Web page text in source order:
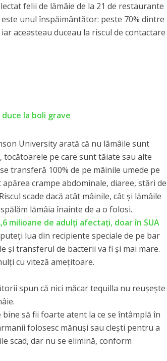
felii de lămâie de la 21 de restaurante
unul înspăimântător: peste 70% dintre
aceasteau duceau la riscul de contactare
la boli grave
University arată că nu lămâile sunt
tocătoarele pe care sunt tăiate sau alte
transferă 100% de pe mâinile umede pe
crampe abdominale, diaree, stări de
scade dacă atât mâinile, cât şi lămâile
lămâia înainte de a o folosi.
milioane de adulți afectați, doar în SUA
lua din recipiente speciale de pe bar
şi transferul de bacterii va fi şi mai mare.
cu viteză ameţitoare.
spun că nici măcar tequilla nu reuşeşte
să fii foarte atent la ce se întâmplă în
folosesc mănuşi sau cleşti pentru a
scad, dar nu se elimină, conform